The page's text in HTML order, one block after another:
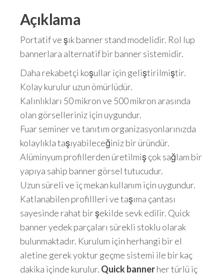
Açıklama
Portatif ve şık banner stand modelidir. Rol lup
bannerlara alternatif bir banner sistemidir.
Daha rekabetçi koşullar için geliştirilmiştir.
Kolay kurulur uzun ömürlüdür.
Kalınlıkları 50 mikron ve 500 mikron arasında
olan görselleriniz için uygundur.
Fuar seminer ve tanıtım organizasyonlarınızda
kolaylıkla taşıyabileceğiniz bir üründür.
Alüminyum profillerden üretilmiş çok sağlam bir
yapıya sahip banner görsel tutucudur.
Uzun süreli ve iç mekan kullanım için uygundur.
Katlanabilen profillleri ve taşıma çantası
sayesinde rahat bir şekilde sevk edilir. Quick
banner yedek parçaları sürekli stoklu olarak
bulunmaktadır. Kurulum için herhangi bir el
aletine gerek yoktur geçme sistemi ile bir kaç
dakika içinde kurulur. Quick bannerher türlü iç